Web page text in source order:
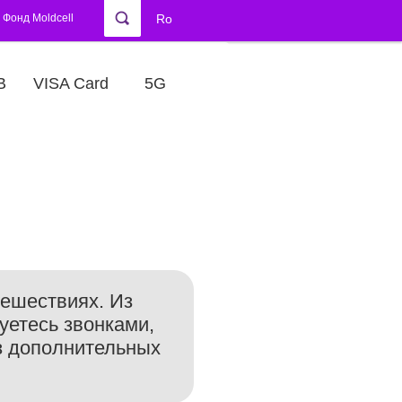
Фонд Moldcell Ro
VISA Card 5G
Из
звонками,
дополнительных